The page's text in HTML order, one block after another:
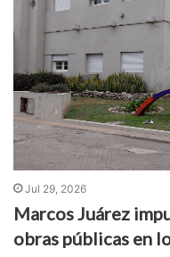
Jul 29, 2026
Marcos Juárez
obras públicas en